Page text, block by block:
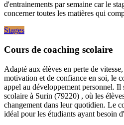
d'entrainements par semaine car le
concerner toutes les matières qui
Stages
Cours de coaching scolaire
Adapté aux élèves en perte de
motivation et de confiance en soi, le
appel au développement personnel.
scolaire à Surin (79220) , où les
changement dans leur quotidien. Le
idéal pour les étudiants ayant besoin